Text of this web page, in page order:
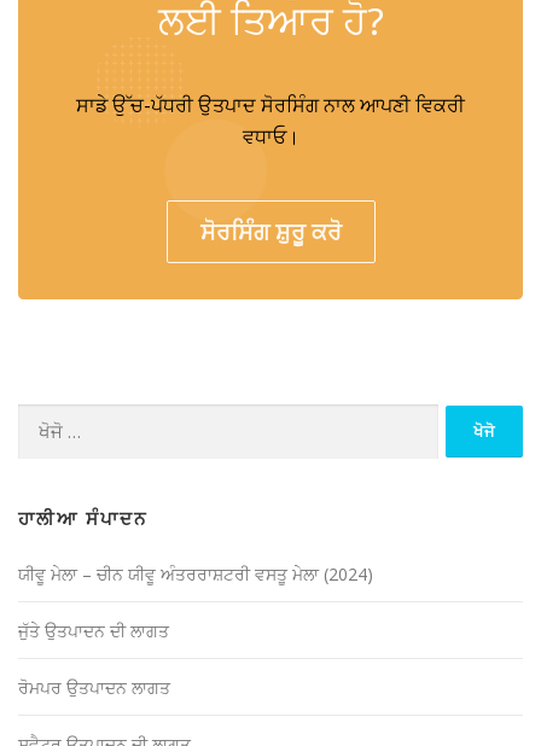
ਲਈ ਤਿਆਰ ਹੋ?
ਸਾਡੇ ਉੱਚ-ਪੱਧਰੀ ਉਤਪਾਦ ਸੋਰਸਿੰਗ ਨਾਲ ਆਪਣੀ ਵਿਕਰੀ
ਵਧਾਓ।
ਸੋਰਸਿੰਗ ਸ਼ੁਰੂ ਕਰੋ
ਖੋਜੋ (ਇਸ ਲਈ):
ਹਾਲੀਆ ਸੰਪਾਦਨ
ਯੀਵੂ ਮੇਲਾ – ਚੀਨ ਯੀਵੂ ਅੰਤਰਰਾਸ਼ਟਰੀ ਵਸਤੂ ਮੇਲਾ (2024)
ਜੁੱਤੇ ਉਤਪਾਦਨ ਦੀ ਲਾਗਤ
ਰੋਮਪਰ ਉਤਪਾਦਨ ਲਾਗਤ